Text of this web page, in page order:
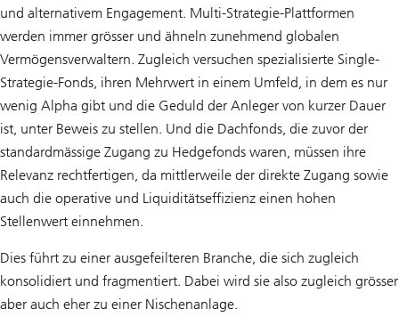
und alternativem Engagement. Multi-Strategie-Plattformen
werden immer grösser und ähneln zunehmend globalen
Vermögensverwaltern. Zugleich versuchen spezialisierte Single-
Strategie-Fonds, ihren Mehrwert in einem Umfeld, in dem es nur
wenig Alpha gibt und die Geduld der Anleger von kurzer Dauer
ist, unter Beweis zu stellen. Und die Dachfonds, die zuvor der
standardmässige Zugang zu Hedgefonds waren, müssen ihre
Relevanz rechtfertigen, da mittlerweile der direkte Zugang sowie
auch die operative und Liquiditätseffizienz einen hohen
Stellenwert einnehmen.
Dies führt zu einer ausgefeilteren Branche, die sich zugleich
konsolidiert und fragmentiert. Dabei wird sie also zugleich grösser
aber auch eher zu einer Nischenanlage.